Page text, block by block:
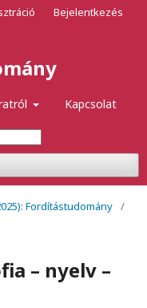
Kapcsolat
Bejelentkezés
Fordítástudomány /
– nyelv –